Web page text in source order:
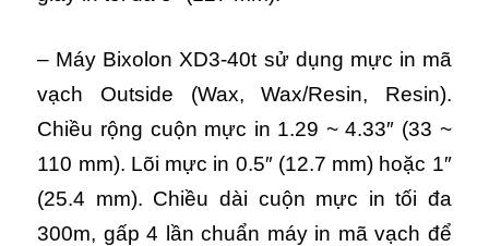
– Máy Bixolon XD3-40t sử dụng mực in mã
vạch Outside (Wax, Wax/Resin, Resin).
Chiều rộng cuộn mực in 1.29 ~ 4.33″ (33 ~
110 mm). Lõi mực in 0.5″ (12.7 mm) hoặc 1″
(25.4 mm). Chiều dài cuộn mực in tối đa
300m, gấp 4 lần chuẩn máy in mã vạch để